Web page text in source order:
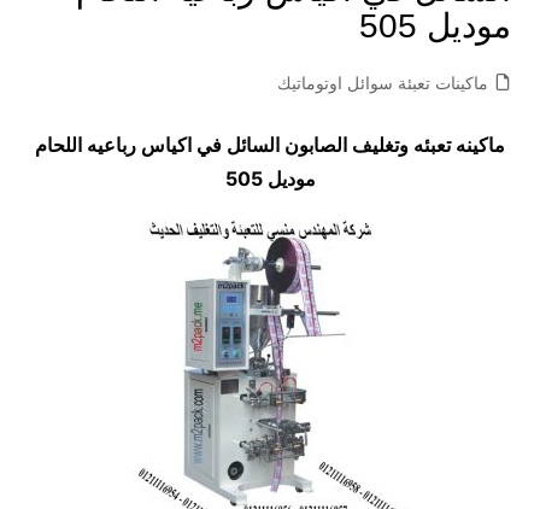
موديل 505
ماكينات تعبئة سوائل اوتوماتيك
ماكينه تعبئه وتغليف الصابون السائل في اكياس رباعيه اللحام
موديل 505